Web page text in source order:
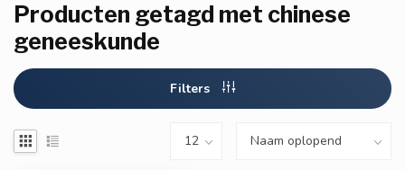
Producten getagd met chinese
geneeskunde
Filters